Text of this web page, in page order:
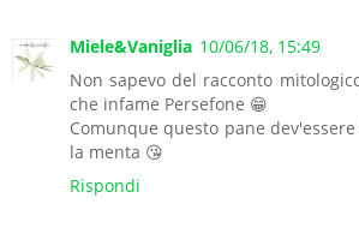
Miele&Vaniglia 10/06/18, 15:49
Non sapevo del racconto
che infame Persefone 😁
Comunque questo pane
la menta 😘
Rispondi